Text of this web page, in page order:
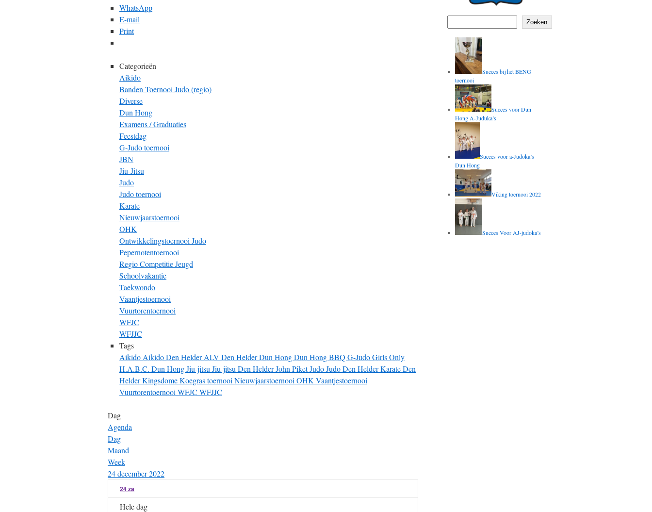
WhatsApp
E-mail
Print
Categorieën
Aikido
Banden Toernooi Judo (regio)
Diverse
Dun Hong
Examens / Graduaties
Feestdag
G-Judo toernooi
JBN
Jiu-Jitsu
Judo
Judo toernooi
Karate
Nieuwjaarstoernooi
OHK
Ontwikkelingstoernooi Judo
Pepernotentoernooi
Regio Competitie Jeugd
Schoolvakantie
Taekwondo
Vaantjestoernooi
Vuurtorentoernooi
WFJC
WFJJC
Tags
Aikido Aikido Den HelderALV Den HelderDun HongDun Hong BBQ G-JudoGirls Only
H.A.B.C. Dun HongJiu-jitsu Jiu-jitsu Den HelderJohn PiketJudoJudo Den HelderKarate Den
HelderKingsdomeKoegras toernooi Nieuwjaarstoernooi OHK Vaantjestoernooi
Vuurtorentoernooi WFJC WFJJC
Dag
Agenda
Dag
Maand
Week
24 december 2022
24za
Hele dag
Zoeken
Succes bij het BENG
toernooi
Succes voor Dun
Hong A-Juduka’s
Succes voor a-Judoka’s
Dun Hong
Viking toernooi 2022
Succes Voor AJ-judoka’s